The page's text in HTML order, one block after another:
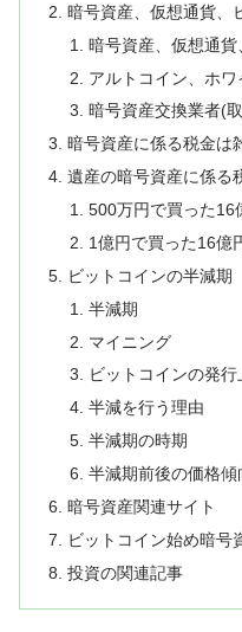
暗号資産、仮想通貨、
暗号資産、仮想通
アルトコイン、ホワ
暗号資産交換業者(
暗号資産に係る税金は
遺産の暗号資産に係る
500万円で買った16
1億円で買った16億
ビットコインの半減期
半減期
マイニング
ビットコインの発
半減を行う理由
半減期の時期
半減期前後の価格傾
暗号資産関連サイト
ビットコイン始め暗号
投資の関連記事